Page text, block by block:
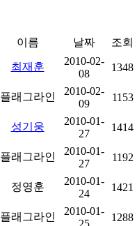
이름 날짜 조회
최재훈
2010-02-
08
1348
플래그라인
2010-02-
09
1153
성기웅
2010-01-
27
1414
플래그라인
2010-01-
27
1192
정영훈
2010-01-
24
1421
플래그라인
2010-01-
25
1288